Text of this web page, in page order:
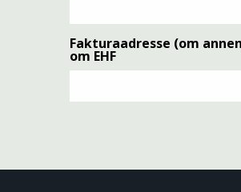
Fakturaadresse (om
om EHF